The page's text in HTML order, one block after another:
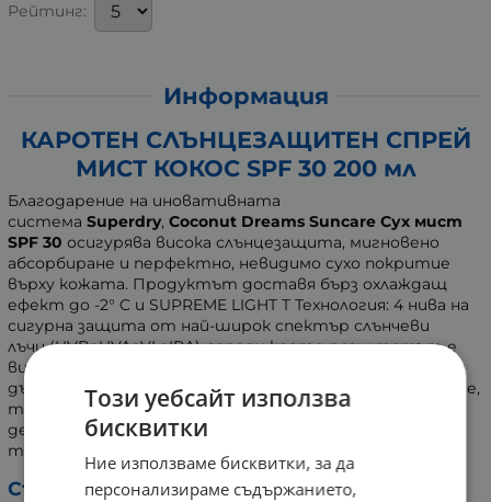
Рейтинг:
Информация
КАРОТЕН СЛЪНЦЕЗАЩИТЕН СПРЕЙ
МИСТ КОКОС SPF 30 200 мл
Благодарение на иновативната
система Superdry, Coconut Dreams Suncare Сух мист
SPF 30 осигурява висока слънцезащита, мигновено
абсорбиране и перфектно, невидимо сухо покритие
върху кожата. Продуктът доставя бърз охлаждащ
ефект до -2° C и SUPREME LIGHT T Технология: 4 нива на
сигурна защита от най-широк спектър слънчеви
лъчи (UVB+UVA+VL+IRА), заради което резултатът е
видимо подмладена и освежена кожа и здравословен и
дълготраен тен. Със своята 360° система за пръскане,
той се нанася лесно от всички ъгли. Без съставки или
деривати с животински произход. Дерматологично
тестван продукт. С нелепнеща текстура.
Състав:
Този уебсайт използва
бисквитки
Ние използваме бисквитки, за да
персонализираме съдържанието,